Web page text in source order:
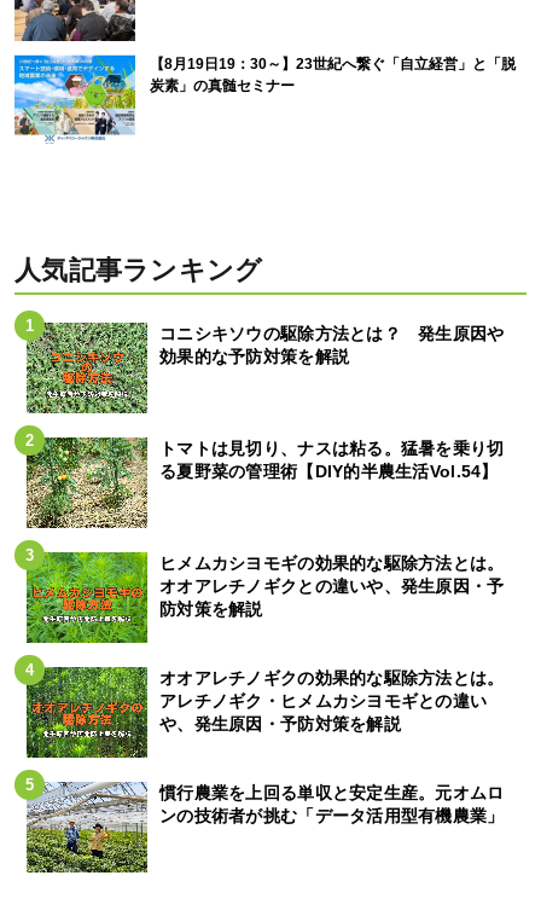
【8月19日19：30～】23世紀へ繋ぐ「自立経営」と「脱
炭素」の真髄セミナー
人気記事ランキング
コニシキソウの駆除方法とは？ 発生原因や
効果的な予防対策を解説
トマトは見切り、ナスは粘る。猛暑を乗り切
る夏野菜の管理術【DIY的半農生活Vol.54】
ヒメムカシヨモギの効果的な駆除方法とは。
オオアレチノギクとの違いや、発生原因・予
防対策を解説
オオアレチノギクの効果的な駆除方法とは。
アレチノギク・ヒメムカシヨモギとの違い
や、発生原因・予防対策を解説
慣行農業を上回る単収と安定生産。元オムロ
ンの技術者が挑む「データ活用型有機農業」